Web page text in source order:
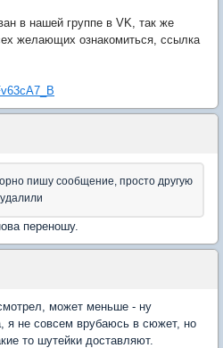
в нашей группе в VK, так же
желающих ознакомиться, ссылка
пишу сообщение, просто другую
переношу.
может меньше - ну
я не совсем врубаюсь в сюжет, но
то шутейки доставляют.